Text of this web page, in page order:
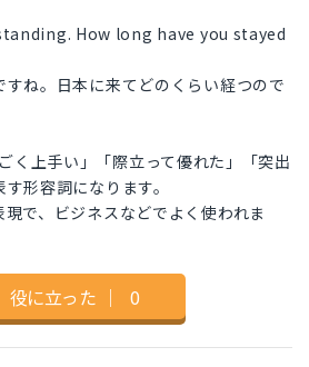
How long have you stayed
すね。日本に来てどのくらい経つので
上手い」「際立って優れた」「突出
形容詞になります。
で、ビジネスなどでよく使われま
役に立った ｜ 0